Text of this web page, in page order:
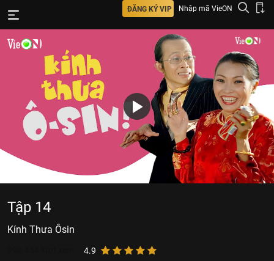
ĐĂNG KÝ VIP Nhập mã VieON
Tập 14
Kính Thưa Ôsin
4.9